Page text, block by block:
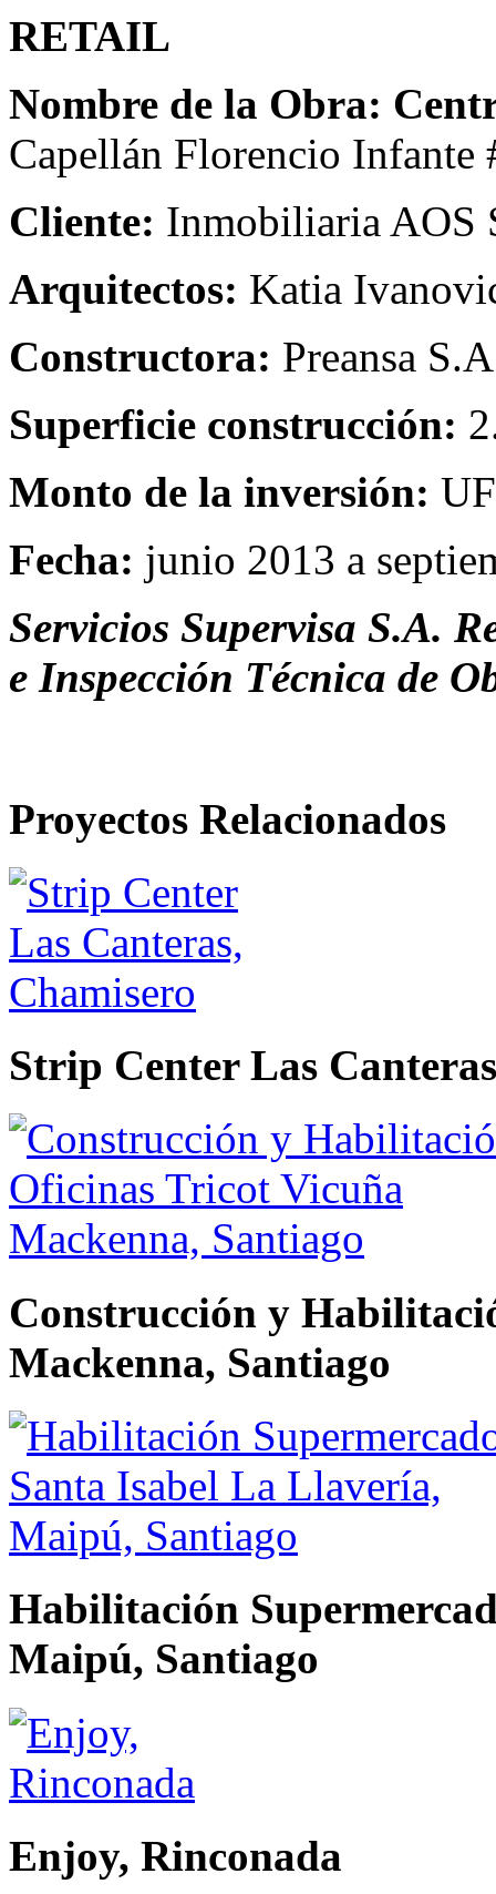
RETAIL
Nombre de la Obra:
Capellán Florencio Infante
Cliente: Inmobiliaria AOS
Arquitectos: Katia
Constructora: Preansa
Superficie construcción:
Monto de la inversión:
Fecha: junio 2013 a
Servicios Supervisa S.A.
e Inspección Técnica de
Proyectos Relacionados
Strip Center Las
Construcción y
Mackenna, Santiago
Habilitación
Maipú, Santiago
Enjoy, Rinconada